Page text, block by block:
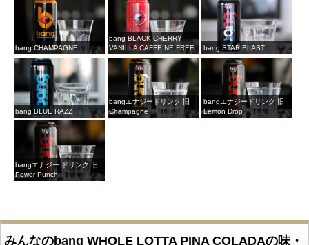
bang CHAMPAGNE
bang BLACK CHERRY
VANILLA CAFFEINE FREE
bang STAR BLAST
bang BLUE RAZZ
bangエナジードリンク 旧
Champagne
bangエナジードリンク 旧
Lemon Drop
bangエナジー ドリンク 旧
Power Punch
みんなのbang WHOLE LOTTA PINA COLADAの味・